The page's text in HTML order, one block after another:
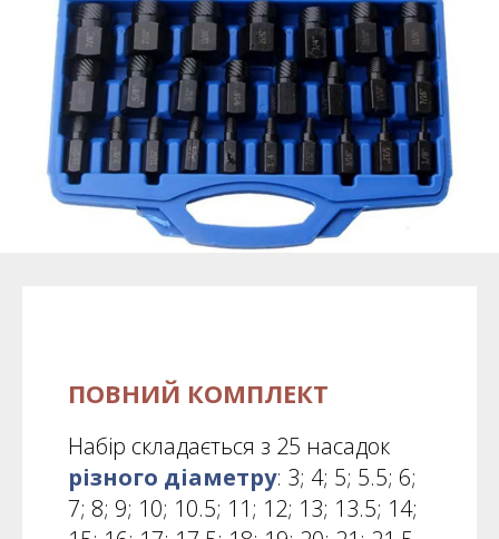
ПОВНИЙ КОМПЛЕКТ
Набір складається з 25 насадок
різного діаметру: 3; 4; 5; 5.5; 6;
7; 8; 9; 10; 10.5; 11; 12; 13; 13.5; 14;